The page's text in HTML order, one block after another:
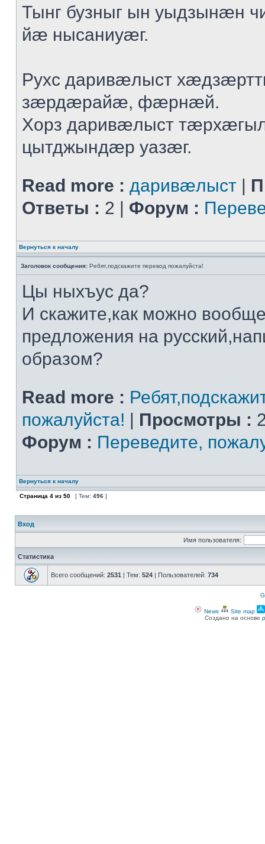
Тынг бузныг ын уыдзынæн
йæ нысаниуæг.
Рухс даривæлыст
зæрдæрайæ, фæрнæй.
Хорз даривæлыст
цытджындæр уазæг.
Read more : даривæлыст |
Ответы : 2 | Форум :
Вернуться к началу
Заголовок сообщения: Ребят,подскажите перевод пожалуйста!
Цы ныхъус да?
И скажите,как можно
предложения на
образом?
Read more :
пожалуйста! | Просмотры :
Форум : Переведите,
Вернуться к началу
Страница 4 из 50 [ Тем: 496 ]
Вход
Имя пользователя:
Статистика
Всего сообщений: 2531 | Тем: 524 | Пользователей: 734
News Site map
Создано на основе